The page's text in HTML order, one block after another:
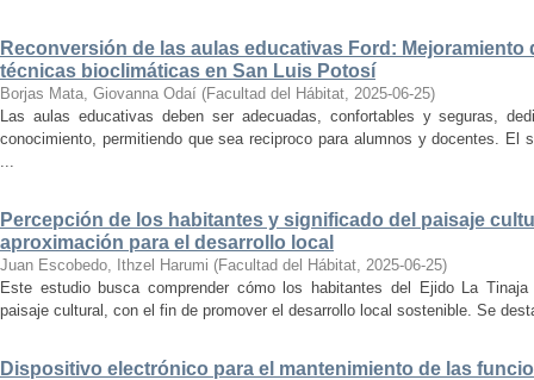
Reconversión de las aulas educativas Ford:
técnicas bioclimáticas en San Luis Potosí
Borjas Mata, Giovanna Odaí (Facultad del Hábitat, 2025-06-25)
Las aulas educativas deben ser adecuadas, confortables y seguras,
conocimiento, permitiendo que sea reciproco para alumnos y docentes. El
...
Percepción de los habitantes y significado del paisaje
aproximación para el desarrollo local
Juan Escobedo, Ithzel Harumi (Facultad del Hábitat, 2025-06-25)
Este estudio busca comprender cómo los habitantes del Ejido La
paisaje cultural, con el fin de promover el desarrollo local sostenible. Se
Dispositivo electrónico para el mantenimiento de las